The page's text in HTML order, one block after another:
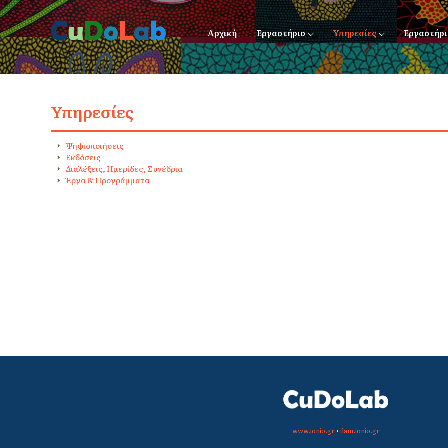
Αρχική Εργαστήριο Υπηρεσίες
Υπηρεσίες
Ψηφιοποιήσεις
Εκδόσεις
Διαλέξεις, Ημερίδες, Συνέδρια
Έργα & Προγράμματα
www.ionio.gr• ilam.ionio.gr